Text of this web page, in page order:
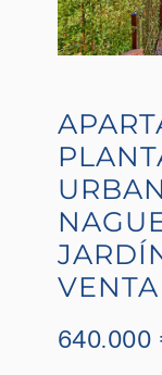
VENTA
640.000